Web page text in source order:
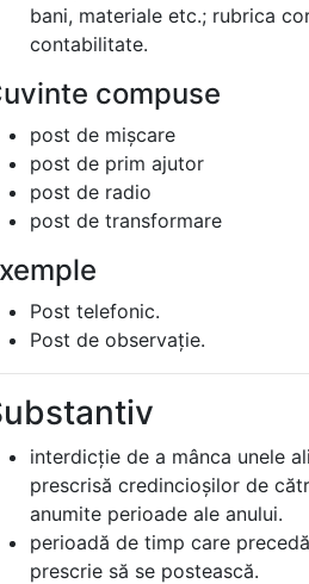
bani, materiale etc.; rubrica
contabilitate.
compuse
post de mișcare
post de prim ajutor
post de radio
post de transformare
Post telefonic.
Post de observație.
interdicție de a mânca unele
prescrisă credincioșilor de
anumite perioade ale anului.
perioadă de timp care
prescrie să se postească.